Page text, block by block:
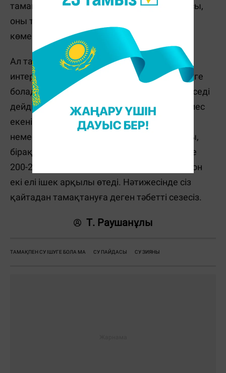
тамақпен бірге су ішуге болады. Ең бастысы,
оны тым көп ішпеу қажет. Су ас қорытуға
көмектеседі.
Ал тамақ алдында бір стақан су туралы
интернеттегі танымал кеңес туралы не деуге
болады? Бұл әдет аз тамақтануға көмектеседі
дейді. Алайда, Черненко іс жүзінде олай емес
екенін айтады. Түскі асқа дейін 15 минут
немесе жарты сағат бұрын су ішуге болады,
бірақ оның пайдасы жоқ. Осы уақыт ішінде
200-250 миллилитр су өңеш, асқазан және он
екі елі ішек арқылы өтеді. Нәтижесінде сіз
қайтадан тамақтануға деген тәбетті сезесіз.
Т. Раушанұлы
ТАМАҚПЕН СУ ІШУГЕ БОЛА МА СУ ПАЙДАСЫ СУ ЗИЯНЫ